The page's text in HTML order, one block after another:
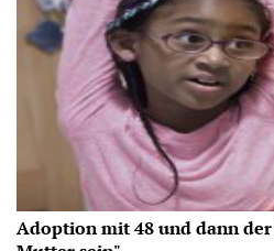
Adoption mit 48 und dann